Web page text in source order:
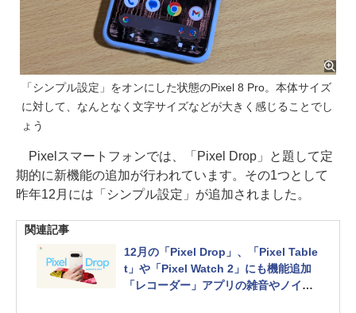
「シンプル設定」をオンにした状態のPixel 8 Pro。本体サイズ
に対して、なんとなく文字サイズなどが大きく感じることでし
ょう
Pixelスマートフォンでは、「Pixel Drop」と題して定
期的に新機能の追加が行われています。その1つとして
昨年12月には「シンプル設定」が追加されました。
関連記事
12月の「Pixel Drop」、「Pixel Table
t」や「Pixel Watch 2」にも機能追加
「レコーダー」アプリの雑音やノイズ